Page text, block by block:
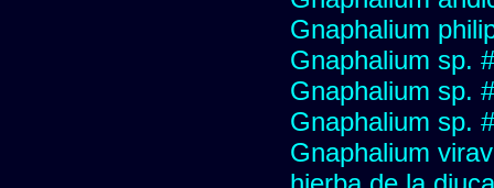
Gnaphalium
Gnaphalium sp.
Gnaphalium sp.
Gnaphalium sp.
Gnaphalium